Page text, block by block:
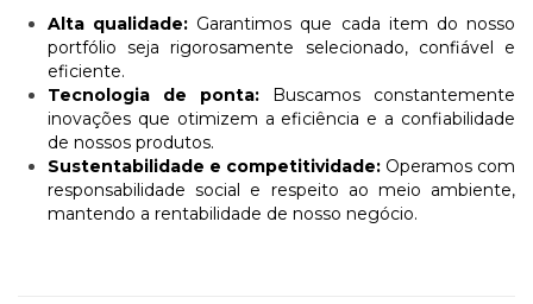
Alta qualidade: Garantimos que cada item do nosso
portfólio seja rigorosamente selecionado, confiável e
eficiente.
Tecnologia de ponta: Buscamos constantemente
inovações que otimizem a eficiência e a confiabilidade
de nossos produtos.
Sustentabilidade e competitividade: Operamos com
responsabilidade social e respeito ao meio ambiente,
mantendo a rentabilidade de nosso negócio.